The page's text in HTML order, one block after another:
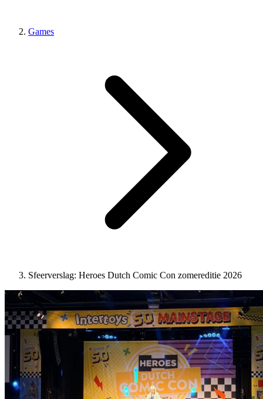
Games
Sfeerverslag: Heroes Dutch Comic Con zomereditie 2026